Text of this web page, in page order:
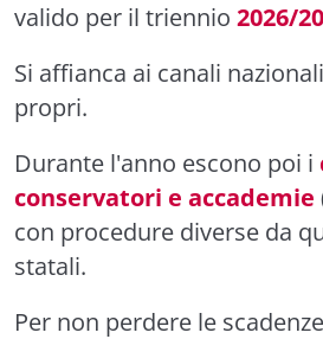
valido per il triennio 2026/
Si affianca ai canali
propri.
Durante l'anno escono poi i
conservatori e accademie
con procedure diverse da
statali.
Per non perdere le